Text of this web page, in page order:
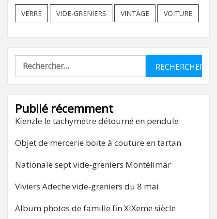
VERRE VIDE-GRENIERS VINTAGE VOITURE
Rechercher :
Publié récemment
Kienzle le tachymètre détourné en pendule
Objet de mercerie boite à couture en tartan
Nationale sept vide-greniers Montélimar
Viviers Adeche vide-greniers du 8 mai
Album photos de famille fin XIXeme siècle